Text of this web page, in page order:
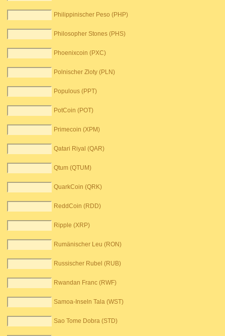
Philippinischer Peso (PHP)
Philosopher Stones (PHS)
Phoenixcoin (PXC)
Polnischer Zloty (PLN)
Populous (PPT)
PotCoin (POT)
Primecoin (XPM)
Qatari Riyal (QAR)
Qtum (QTUM)
QuarkCoin (QRK)
ReddCoin (RDD)
Ripple (XRP)
Rumänischer Leu (RON)
Russischer Rubel (RUB)
Rwandan Franc (RWF)
Samoa-Inseln Tala (WST)
Sao Tome Dobra (STD)